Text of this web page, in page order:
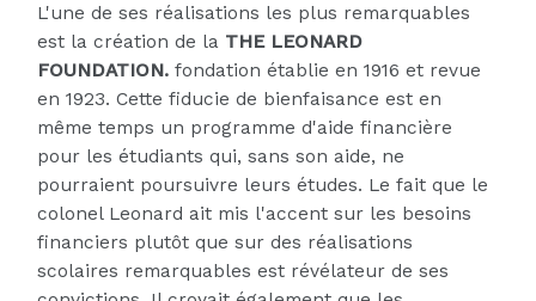
L'une de ses réalisations les plus remarquables
est la création de la THE LEONARD
FOUNDATION. fondation établie en 1916 et revue
en 1923. Cette fiducie de bienfaisance est en
même temps un programme d'aide financière
pour les étudiants qui, sans son aide, ne
pourraient poursuivre leurs études. Le fait que le
colonel Leonard ait mis l'accent sur les besoins
financiers plutôt que sur des réalisations
scolaires remarquables est révélateur de ses